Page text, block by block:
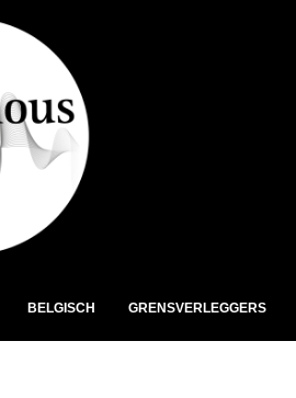
BELGISCH GRENSVERLEGGERS